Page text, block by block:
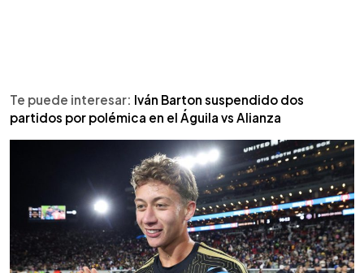
Te puede interesar: Iván Barton suspendido dos
partidos por polémica en el Águila vs Alianza